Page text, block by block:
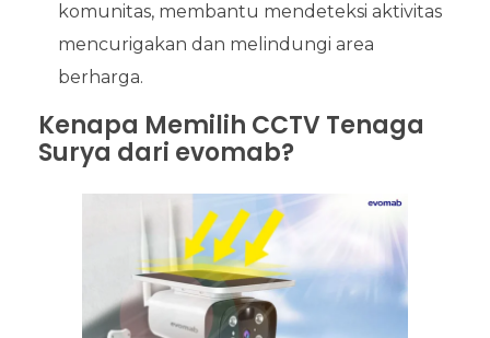
komunitas, membantu mendeteksi aktivitas
mencurigakan dan melindungi area
berharga.
Kenapa Memilih CCTV Tenaga
Surya dari evomab?